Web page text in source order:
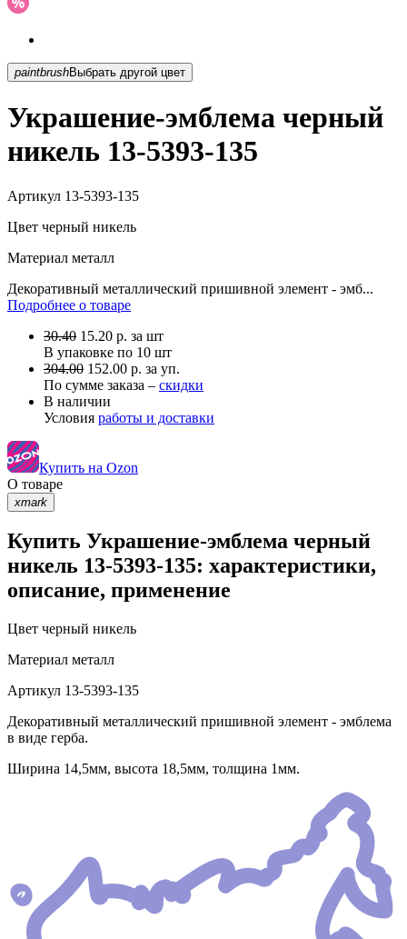
paintbrush Выбрать другой цвет
Украшение-эмблема черный
никель 13-5393-135
Артикул 13-5393-135
Цвет черный никель
Материал металл
Декоративный металлический пришивной элемент - эмб...
Подробнее о товаре
30.40 15.20 р. за шт
В упаковке по 10 шт
304.00 152.00 р. за уп.
По сумме заказа – скидки
В наличии
Условия работы и доставки
Купить на Ozon
О товаре
xmark
Купить Украшение-эмблема черный
никель 13-5393-135: характеристики,
описание, применение
Цвет черный никель
Материал металл
Артикул 13-5393-135
Декоративный металлический пришивной элемент - эмблема
в виде герба.
Ширина 14,5мм, высота 18,5мм, толщина 1мм.